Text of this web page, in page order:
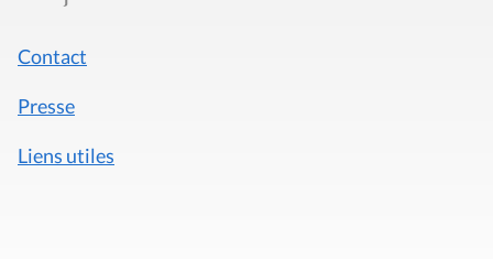
Contact
Presse
Liens utiles